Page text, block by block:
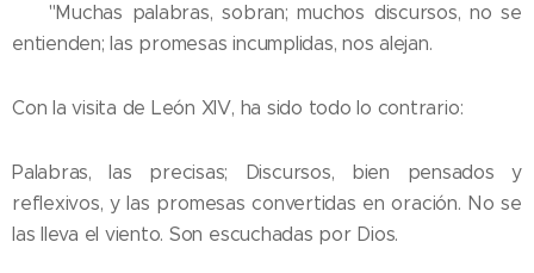
💛 "Muchas palabras, sobran; muchos discursos, no se
entienden; las promesas incumplidas, nos alejan.
Con la visita de León XIV, ha sido todo lo contrario:
Palabras, las precisas; Discursos, bien pensados y
reflexivos, y las promesas convertidas en oración. No se
las lleva el viento. Son escuchadas por Dios.